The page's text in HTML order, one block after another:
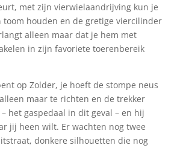
met zijn vierwielaandrijving kun je
toom houden en de gretige viercilinder
alleen maar dat je hem met
in zijn favoriete toerenbereik
op Zolder, je hoeft de stompe neus
maar te richten en de trekker
het gaspedaal in dit geval – en hij
jij heen wilt. Er wachten nog twee
donkere silhouetten die nog